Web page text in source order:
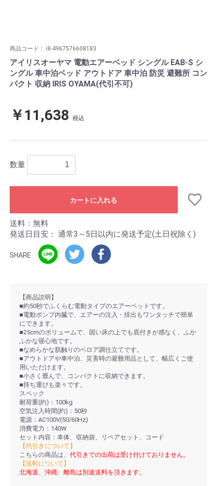
商品コード： i8-4967576608183
アイリスオーヤマ 電動エアーベッド シングル EAB-S シ
ングル 車中泊ベッド アウトドア 車中泊 防災 避難所 コン
パクト 収納 IRIS OYAMA(代引不可)
￥11,638 税込
数量
カートに入れる
送料：無料
発送日目安： 通常3～5日以内に発送予定(土日祝除く)
SHARE
【商品説明】
■約50秒でふくらむ電動タイプのエアーベットです。
■電動ポンプ内臓で、エアーの注入・排出もワンタッチで簡単
にできます。
■25cmのボリュームで、固い床の上でも底付きが感なく、ふか
ふかな寝心地です。
■なめらかな肌触りのベロア調仕立てです。
■アウトドアや車中泊、災害時の避難用品として、幅広くご使
用いただけます。
■小さく畳んで、コンパクトに収納できます。
■持ち運びも楽々です。
スペック
耐荷重(約)：100kg
空気注入時間(約)：50秒
電源：AC100V(50/60Hz)
消費電力：140W
セット内容：本体、収納袋、リペアセット、コード
【代引きについて】
こちらの商品は、 代引きでの出荷は受け付けておりません。
【送料について】
北海道、沖縄、離島は別途送料を頂きます。